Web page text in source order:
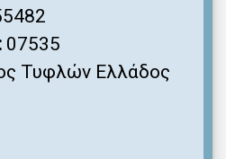
07535
Τυφλών Ελλάδος